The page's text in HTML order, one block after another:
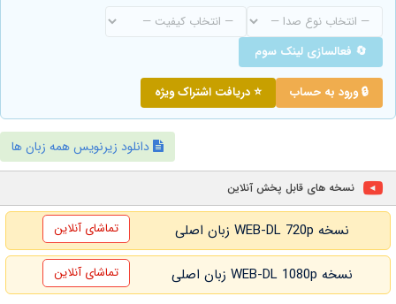
🔄 فعالسازی لینک سوم
🔒 ورود به حساب ⭐ دریافت اشتراک ویژه
دانلود زیرنویس همه زبان ها
نسخه های قابل پخش آنلاین
نسخه WEB-DL 720p زبان اصلی تماشای آنلاین
نسخه WEB-DL 1080p زبان اصلی تماشای آنلاین